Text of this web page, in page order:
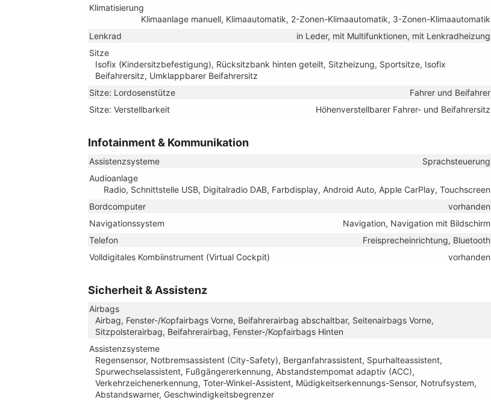
Klimatisierung
Klimaanlage manuell, Klimaautomatik, 2-Zonen-Klimaautomatik, 3-Zonen-Klimaautomatik
Lenkrad
in Leder, mit Multifunktionen, mit Lenkradheizung
Sitze
Isofix (Kindersitzbefestigung), Rücksitzbank hinten geteilt, Sitzheizung, Sportsitze, Isofix
Beifahrersitz, Umklappbarer Beifahrersitz
Sitze: Lordosenstütze
Fahrer und Beifahrer
Sitze: Verstellbarkeit
Höhenverstellbarer Fahrer- und Beifahrersitz
Infotainment & Kommunikation
Assistenzsysteme
Sprachsteuerung
Audioanlage
Radio, Schnittstelle USB, Digitalradio DAB, Farbdisplay, Android Auto, Apple CarPlay, Touchscreen
Bordcomputer
vorhanden
Navigationssystem
Navigation, Navigation mit Bildschirm
Telefon
Freisprecheinrichtung, Bluetooth
Volldigitales Kombiinstrument (Virtual Cockpit)
vorhanden
Sicherheit & Assistenz
Airbags
Airbag, Fenster-/Kopfairbags Vorne, Beifahrerairbag abschaltbar, Seitenairbags Vorne,
Sitzpolsterairbag, Beifahrerairbag, Fenster-/Kopfairbags Hinten
Assistenzsysteme
Regensensor, Notbremsassistent (City-Safety), Berganfahrassistent, Spurhalteassistent,
Spurwechselassistent, Fußgängererkennung, Abstandstempomat adaptiv (ACC),
Verkehrzeichenerkennung, Toter-Winkel-Assistent, Müdigkeitserkennungs-Sensor, Notrufsystem,
Abstandswarner, Geschwindigkeitsbegrenzer